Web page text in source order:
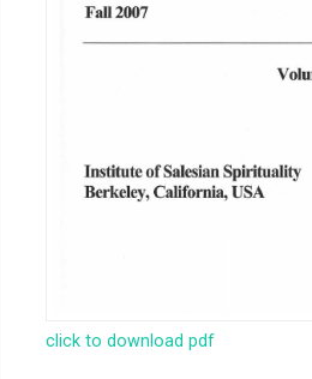
click to download pdf